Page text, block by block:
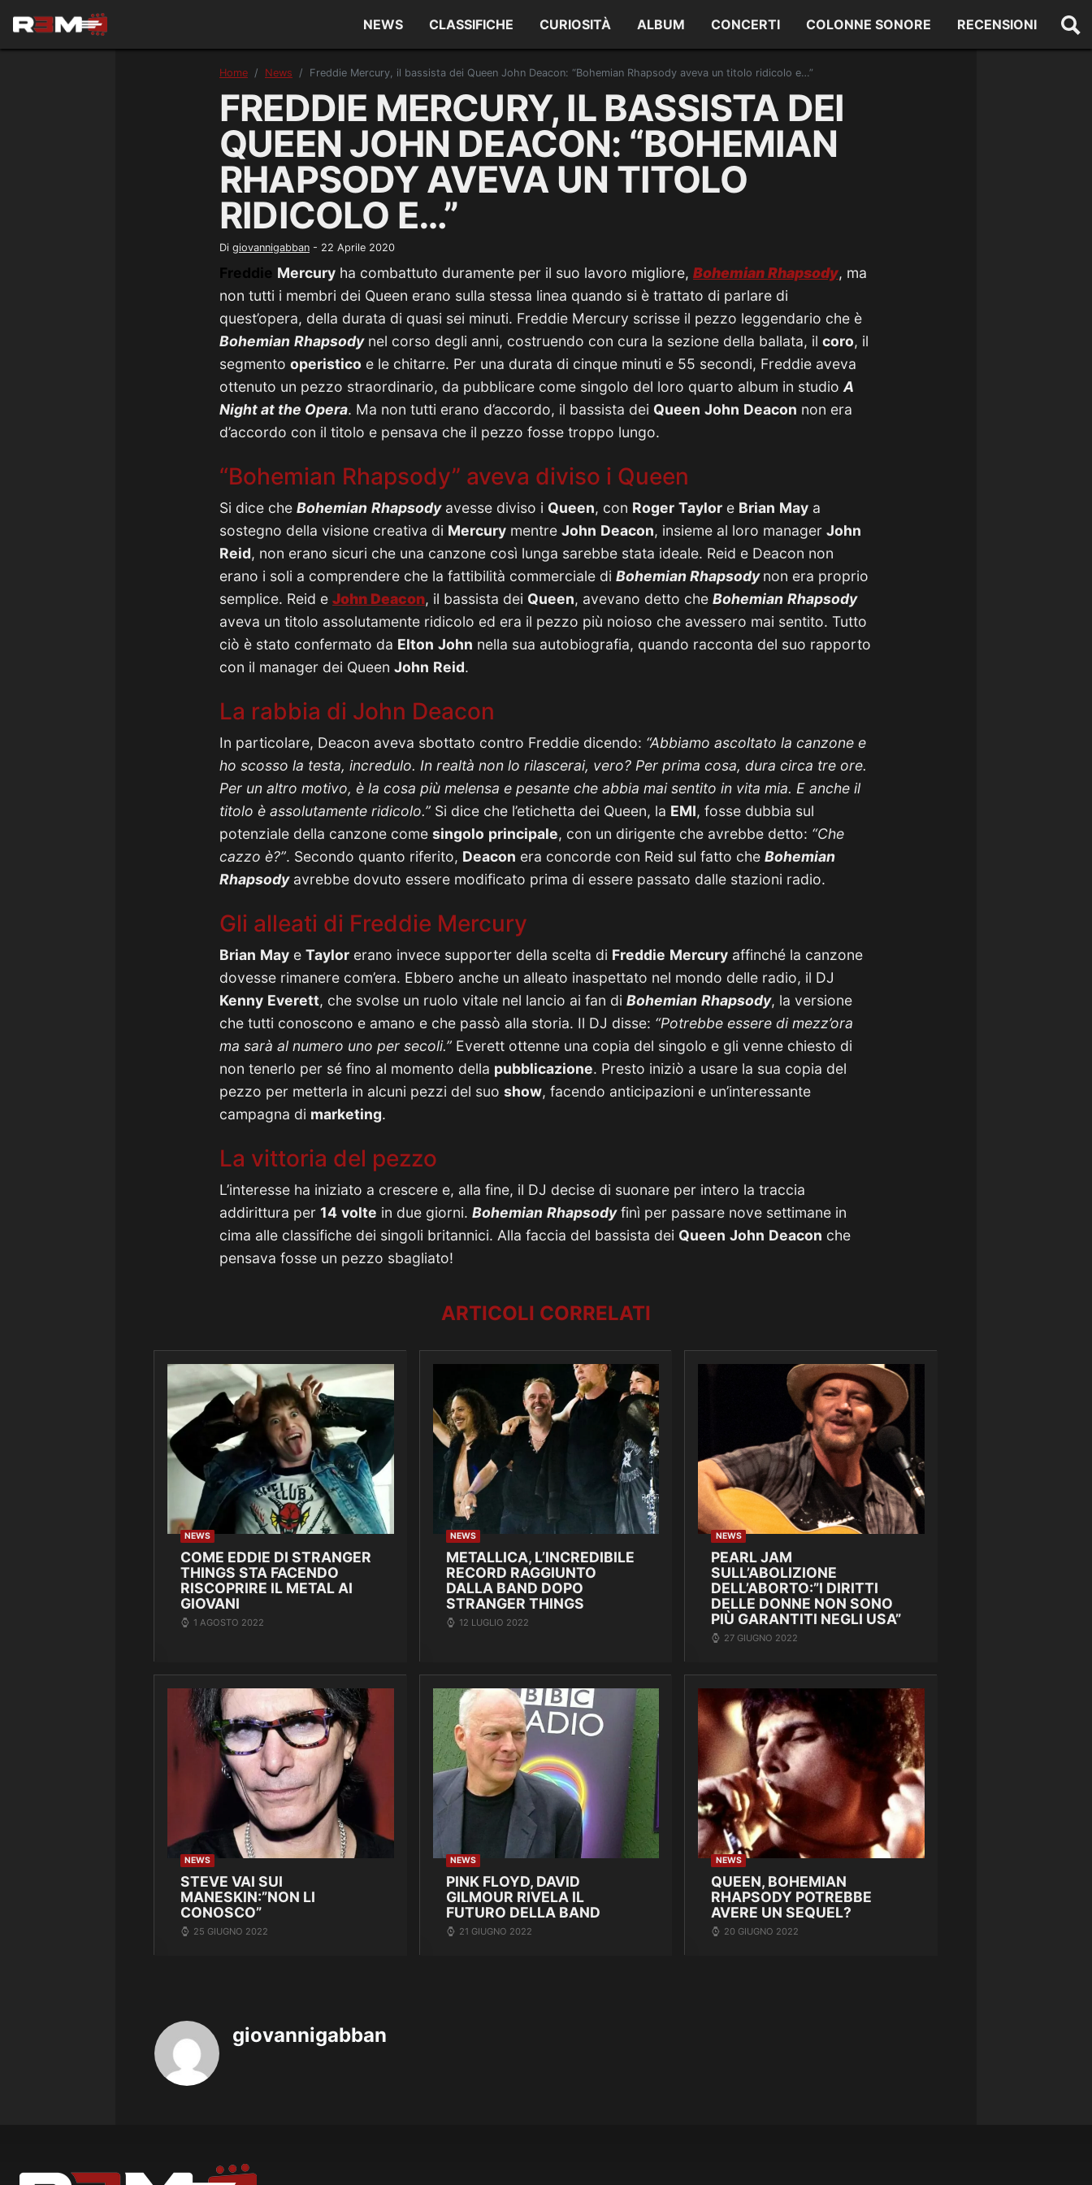
NEWS CLASSIFICHE CURIOSITÀ ALBUM CONCERTI COLONNE SONORE RECENSIONI
Home News Freddie Mercury, il bassista dei Queen John Deacon: “Bohemian Rhapsody aveva un titolo ridicolo e…”
FREDDIE MERCURY, IL BASSISTA DEI
QUEEN JOHN DEACON: “BOHEMIAN
RHAPSODY AVEVA UN TITOLO
RIDICOLO E…”
Di giovannigabban - 22 Aprile 2020
Freddie Mercury ha combattuto duramente per il suo lavoro migliore, Bohemian Rhapsody, ma
non tutti i membri dei Queen erano sulla stessa linea quando si è trattato di parlare di
quest’opera, della durata di quasi sei minuti. Freddie Mercury scrisse il pezzo leggendario che è
Bohemian Rhapsodynel corso degli anni, costruendo con cura la sezione della ballata, il coro, il
segmento operistico e le chitarre. Per una durata di cinque minuti e 55 secondi, Freddie aveva
ottenuto un pezzo straordinario, da pubblicare come singolo del loro quarto album in studio A
Night at the Opera. Ma non tutti erano d’accordo, il bassista dei Queen John Deacon non era
d’accordo con il titolo e pensava che il pezzo fosse troppo lungo.
“Bohemian Rhapsody” aveva diviso i Queen
Si dice che Bohemian Rhapsodyavesse diviso i Queen, con Roger Taylor e Brian May a
sostegno della visione creativa di Mercury mentre John Deacon, insieme al loro manager John
Reid, non erano sicuri che una canzone così lunga sarebbe stata ideale. Reid e Deacon non
erano i soli a comprendere che la fattibilità commerciale di Bohemian Rhapsodynon era proprio
semplice. Reid e John Deacon, il bassista dei Queen, avevano detto che Bohemian Rhapsody
aveva un titolo assolutamente ridicolo ed era il pezzo più noioso che avessero mai sentito. Tutto
ciò è stato confermato da Elton John nella sua autobiografia, quando racconta del suo rapporto
con il manager dei Queen John Reid.
La rabbia di John Deacon
In particolare, Deacon aveva sbottato contro Freddie dicendo: “Abbiamo ascoltato la canzone e
ho scosso la testa, incredulo. In realtà non lo rilascerai, vero? Per prima cosa, dura circa tre ore.
Per un altro motivo, è la cosa più melensa e pesante che abbia mai sentito in vita mia. E anche il
titolo è assolutamente ridicolo.” Si dice che l’etichetta dei Queen, la EMI, fosse dubbia sul
potenziale della canzone come singolo principale, con un dirigente che avrebbe detto: “Che
cazzo è?”. Secondo quanto riferito, Deacon era concorde con Reid sul fatto che Bohemian
Rhapsodyavrebbe dovuto essere modificato prima di essere passato dalle stazioni radio.
Gli alleati di Freddie Mercury
Brian May e Taylor erano invece supporter della scelta di Freddie Mercury affinché la canzone
dovesse rimanere com’era. Ebbero anche un alleato inaspettato nel mondo delle radio, il DJ
Kenny Everett, che svolse un ruolo vitale nel lancio ai fan di Bohemian Rhapsody, la versione
che tutti conoscono e amano e che passò alla storia. Il DJ disse: “Potrebbe essere di mezz’ora
ma sarà al numero uno per secoli.” Everett ottenne una copia del singolo e gli venne chiesto di
non tenerlo per sé fino al momento della pubblicazione. Presto iniziò a usare la sua copia del
pezzo per metterla in alcuni pezzi del suo show, facendo anticipazioni e un’interessante
campagna di marketing.
La vittoria del pezzo
L’interesse ha iniziato a crescere e, alla fine, il DJ decise di suonare per intero la traccia
addirittura per 14 volte in due giorni. Bohemian Rhapsodyfinì per passare nove settimane in
cima alle classifiche dei singoli britannici. Alla faccia del bassista dei Queen John Deacon che
pensava fosse un pezzo sbagliato!
ARTICOLI CORRELATI
NEWS
COME EDDIE DI STRANGER
THINGS STA FACENDO
RISCOPRIRE IL METAL AI
GIOVANI
1 AGOSTO 2022
NEWS
METALLICA, L’INCREDIBILE
RECORD RAGGIUNTO
DALLA BAND DOPO
STRANGER THINGS
12 LUGLIO 2022
NEWS
PEARL JAM
SULL’ABOLIZIONE
DELL’ABORTO:”I DIRITTI
DELLE DONNE NON SONO
PIÙ GARANTITI NEGLI USA”
27 GIUGNO 2022
NEWS
STEVE VAI SUI
MANESKIN:”NON LI
CONOSCO”
25 GIUGNO 2022
NEWS
PINK FLOYD, DAVID
GILMOUR RIVELA IL
FUTURO DELLA BAND
21 GIUGNO 2022
NEWS
QUEEN, BOHEMIAN
RHAPSODY POTREBBE
AVERE UN SEQUEL?
20 GIUGNO 2022
giovannigabban